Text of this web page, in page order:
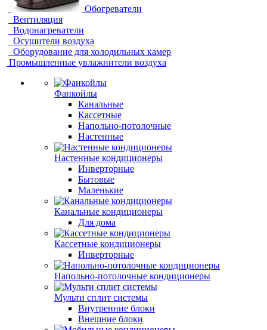
Обогреватели
Вентиляция
Водонагреватели
Осушители воздуха
Оборудование для холодильных камер
Промышленные увлажнители воздуха
Фанкойлы
Канальные
Кассетные
Напольно-потолочные
Настенные
Настенные кондиционеры
Инверторные
Бытовые
Маленькие
Канальные кондиционеры
Для дома
Кассетные кондиционеры
Инверторные
Напольно-потолочные кондиционеры
Мульти сплит системы
Внутренние блоки
Внешние блоки